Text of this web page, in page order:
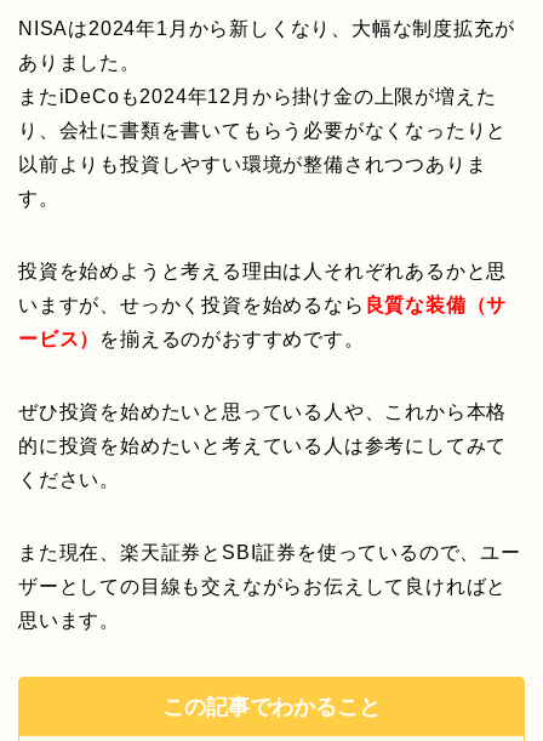
NISAは2024年1月から新しくなり、大幅な制度拡充が
ありました。
またiDeCoも2024年12月から掛け金の上限が増えた
り、会社に書類を書いてもらう必要がなくなったりと
以前よりも投資しやすい環境が整備されつつありま
す。
投資を始めようと考える理由は人それぞれあるかと思
いますが、せっかく投資を始めるなら 良質な装備（サ
ービス）
を揃えるのがおすすめです。
ぜひ投資を始めたいと思っている人や、これから本格
的に投資を始めたいと考えている人は参考にしてみて
ください。
また現在、楽天証券とSBI証券を使っているので、ユー
ザーとしての目線も交えながらお伝えして良ければと
思います。
この記事でわかること